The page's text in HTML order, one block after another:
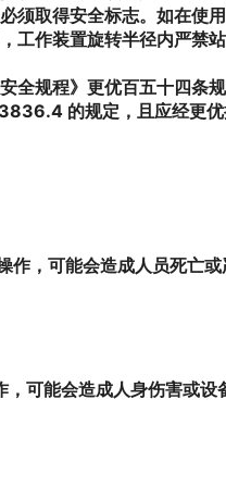
须取得安全标志。如在使用
工作装置旋转半径内严禁站
全规程》更优百五十四条规
3836.4 的规定，且应经更
，可能会造成人员死亡或
可能会造成人身伤害或设